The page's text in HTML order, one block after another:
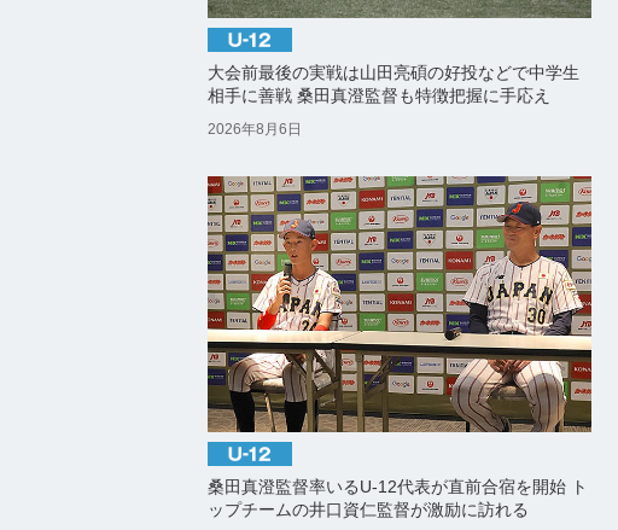
大会前最後の実戦は山田亮碩の好投などで中学生
相手に善戦 桑田真澄監督も特徴把握に手応え
2026年8月6日
桑田真澄監督率いるU-12代表が直前合宿を開始 ト
ップチームの井口資仁監督が激励に訪れる